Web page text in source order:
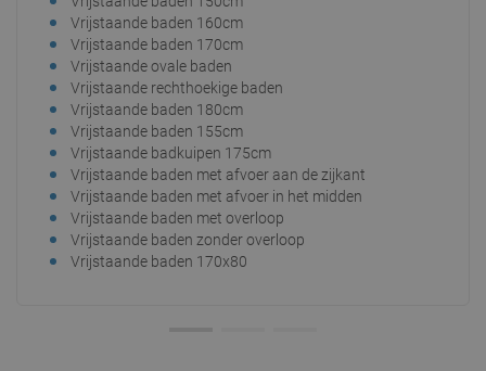
Vrijstaande baden 160cm
Vrijstaande baden 170cm
Vrijstaande ovale baden
Vrijstaande rechthoekige baden
Vrijstaande baden 180cm
Vrijstaande baden 155cm
Vrijstaande badkuipen 175cm
Vrijstaande baden met afvoer aan de zijkant
Vrijstaande baden met afvoer in het midden
Vrijstaande baden met overloop
Vrijstaande baden zonder overloop
Vrijstaande baden 170x80